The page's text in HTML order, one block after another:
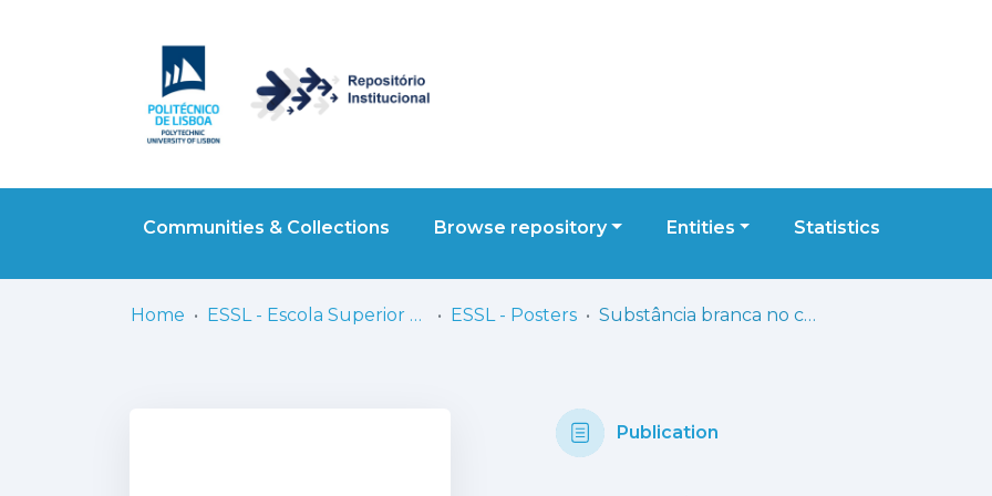
Communities & Collections Browse repository Entities Statistics
Home ESSL - Escola Superior de Saúde de Lisboa ESSL - Posters Substância branca no cérebro do idoso “bem-sucedido”: avaliação do coeficiente aparente de difusão
Publication